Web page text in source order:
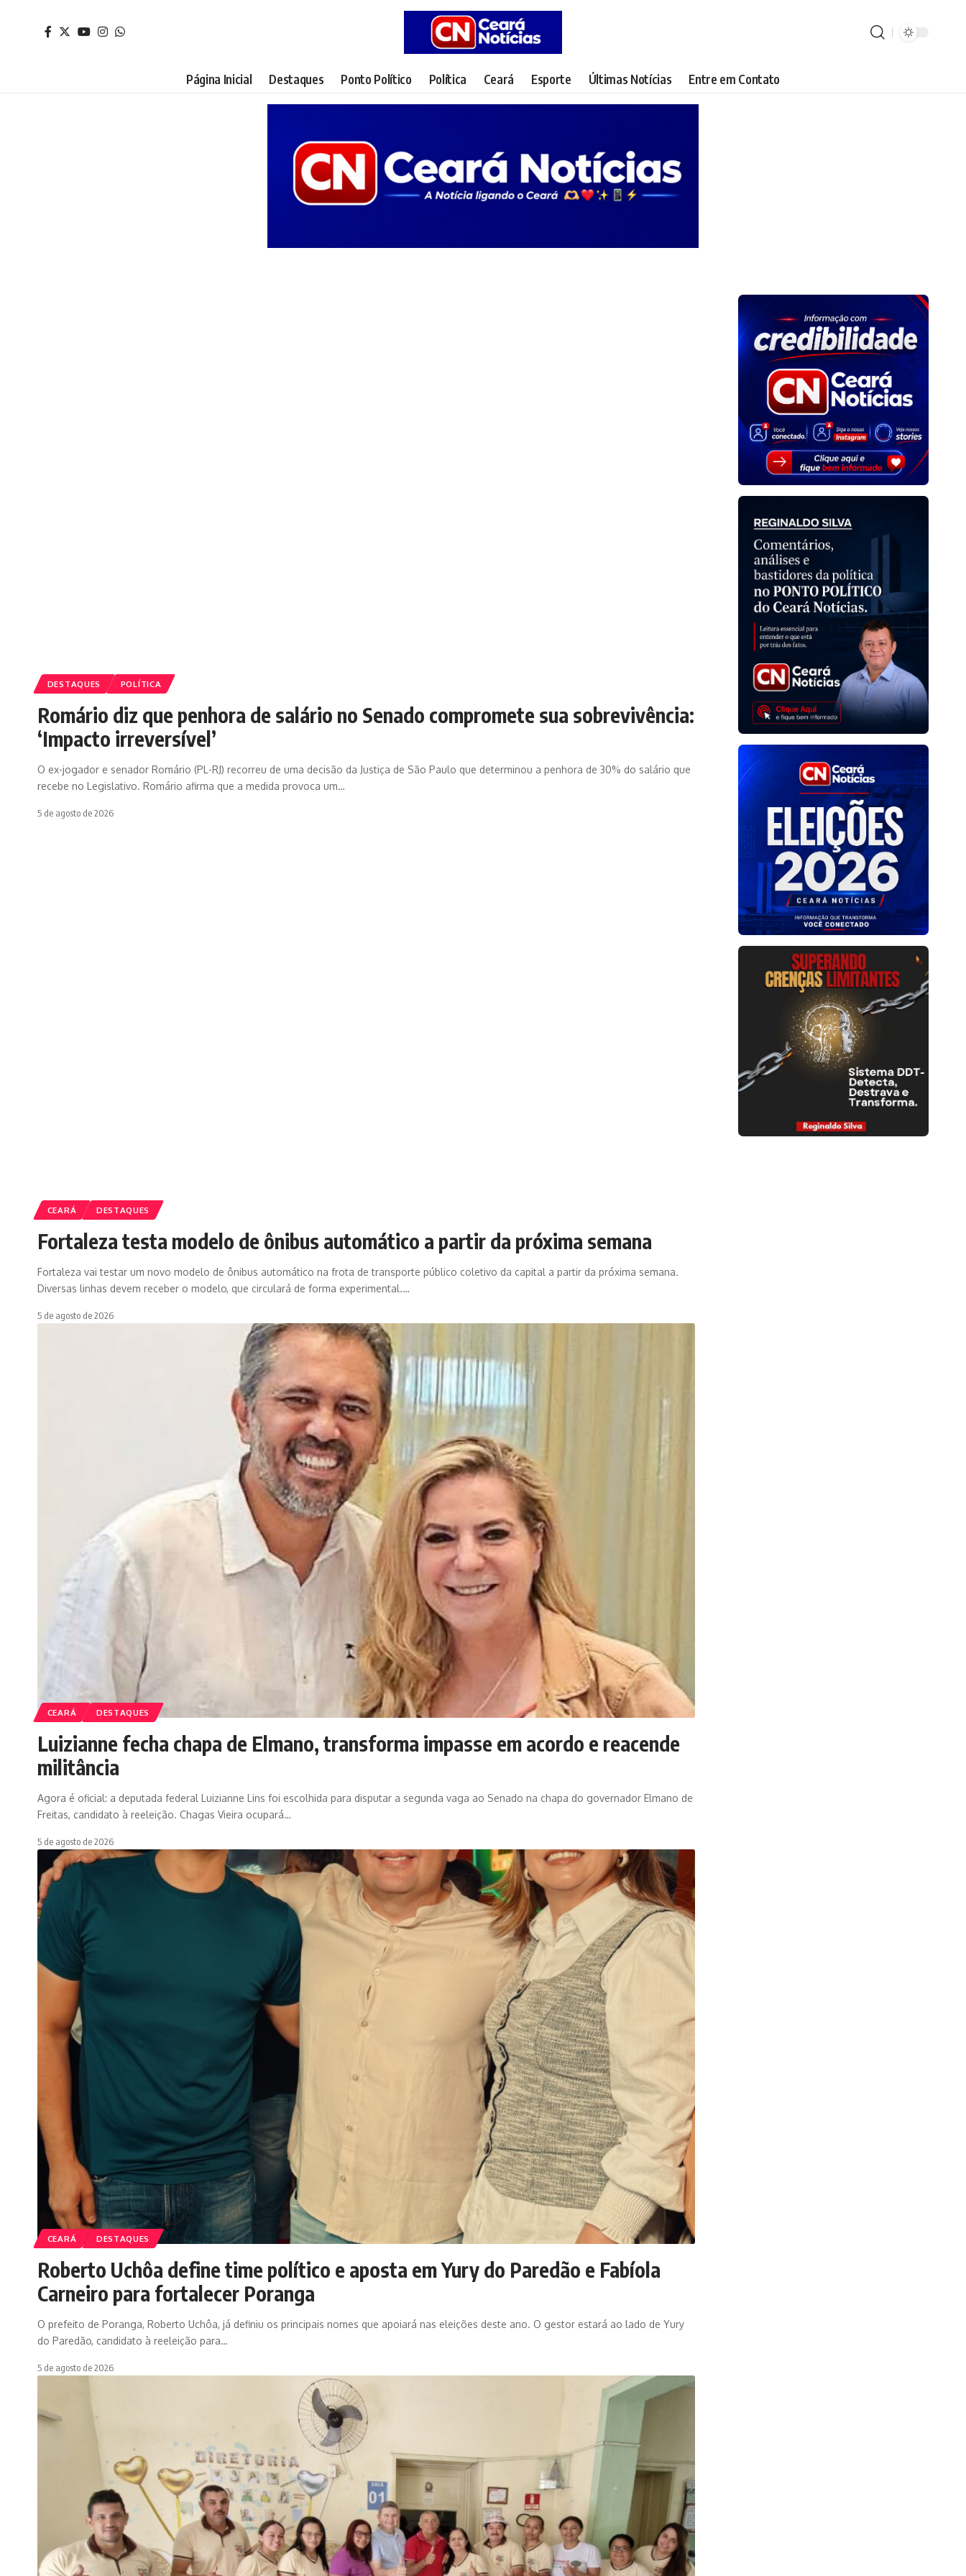
Página Inicial Destaques Ponto Político Política Ceará Esporte Últimas Notícias Entre em Contato
DESTAQUES POLÍTICA
Romário diz que penhora de salário no Senado compromete sua sobrevivência:
‘Impacto irreversível’
O ex-jogador e senador Romário (PL-RJ) recorreu de uma decisão da Justiça de São Paulo que determinou a penhora de 30% do salário que
recebe no Legislativo. Romário afirma que a medida provoca um…
5 de agosto de 2026
CEARÁ DESTAQUES
Fortaleza testa modelo de ônibus automático a partir da próxima semana
Fortaleza vai testar um novo modelo de ônibus automático na frota de transporte público coletivo da capital a partir da próxima semana.
Diversas linhas devem receber o modelo, que circulará de forma experimental.…
5 de agosto de 2026
CEARÁ DESTAQUES
Luizianne fecha chapa de Elmano, transforma impasse em acordo e reacende
militância
Agora é oficial: a deputada federal Luizianne Lins foi escolhida para disputar a segunda vaga ao Senado na chapa do governador Elmano de
Freitas, candidato à reeleição. Chagas Vieira ocupará…
5 de agosto de 2026
CEARÁ DESTAQUES
Roberto Uchôa define time político e aposta em Yury do Paredão e Fabíola
Carneiro para fortalecer Poranga
O prefeito de Poranga, Roberto Uchôa, já definiu os principais nomes que apoiará nas eleições deste ano. O gestor estará ao lado de Yury
do Paredão, candidato à reeleição para…
5 de agosto de 2026